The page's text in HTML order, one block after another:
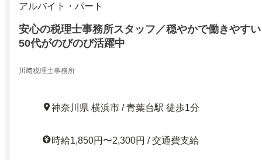
アルバイト・パート
安心の税理士事務所スタッフ／穏やかで働きやす
50代がのびのび活躍中
川﨑税理士事務所
神奈川県 横浜市 / 青葉台駅 徒歩1分
時給1,850円〜2,300円 / 交通費支給